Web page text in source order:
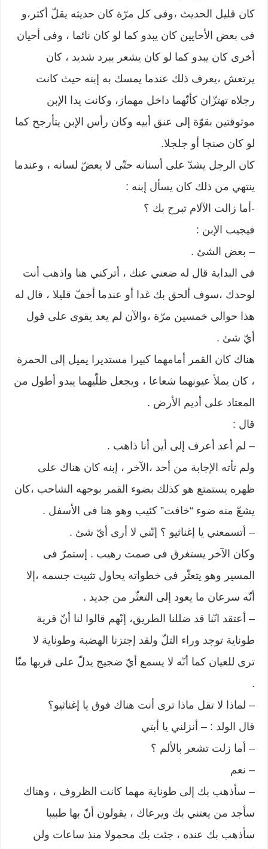
كان قليل الحديث ،وفى كل مرّة كان حديثه يقلّ أكثر،و
فى بعض الأحايين كان يبدو كما لو كان نائما ، وفى أحيان
أخرى كان يبدو كما لو كان يشعر ببرد شديد ، كان
يرتعش ،يعرف ذلك عندما يمسك به إبنه حيث كانت
رجلاه تهتزّان كأنّهما داخل مهماز، وكانت يدا الإبن
موثوقتين بقوّة إلى عنق أبيه وكان رأس الإبن يتأرجح كما
لو كان صنجا أو جلجلا.
كان الرجل يشدّ على أسنانه حتّى لا يعضّ لسانه ، وعندما
ينتهي من ذلك كان يسأل إبنه :
-أما زالت الآلام تبرح بك ؟
فيجيب الإبن :
– بعض الشئ .
فى البداية قال له ضعني عنك ، أتركني هنا واذهب أنت
لوحدك ،سوف ألحق بك غدا أو عندما أخفّ قليلا ، قال له
هذا حوالي خمسين مرّة ،والآن لم يعد يقوى على قول
أيّ شئ .
هناك كان القمر أمامهما كبيرا مستديرا يميل إلى الحمرة
، كان يملأ عيونهما شعاعا ، ويجعل ظلّيهما يبدو أطول من
المعتاد على أديم الأرض .
قال :
– لم أعد أعرف إلى أين أنا ذاهب .
ولم تأته الإجابة من أحد ،الآخر ، إبنه كان هناك على
ظهره يستمتع هو كذلك بضوء القمر بوجهه الشاحب ،كان
يشعّ منه ضوء “خافت” كئيب وهو هنا فى الأسفل .
– أتسمعني يا إغناثيو ؟ إنّني لا أرى أيّ شئ .
وكان الآخر يستغرق فى صمت رهيب . إستمرّ فى
المسير وهو يتعثّر فى خطواته يحاول تثبيت جسمه ،إلا
أنّه سرعان ما يعود إلى التعثّر من جديد .
– أعتقد انّنا قد ضللنا الطريق، إنّهم قالوا لنا أنّ قرية
طوناية توجد وراء التلّ ولقد إجتزنا الهضبة وطوناية لا
ترى للعيان كما أنّه لا يسمع أيّ ضجيج يدلّ على قربها منّا
.
– لماذا لا تقل ماذا ترى أنت هناك فوق يا إغناثيو؟
قال الولد : – أنزلني يا أبتي
– أما زلت تشعر بالألم ؟
– نعم
– سأذهب بك إلى طوناية مهما كانت الظروف ، وهناك
سأجد من يعتني بك ويرعاك ، يقولون أنّ بها طبيبا
سأذهب بك عنده ، جئت بك محمولا منذ ساعات ولن